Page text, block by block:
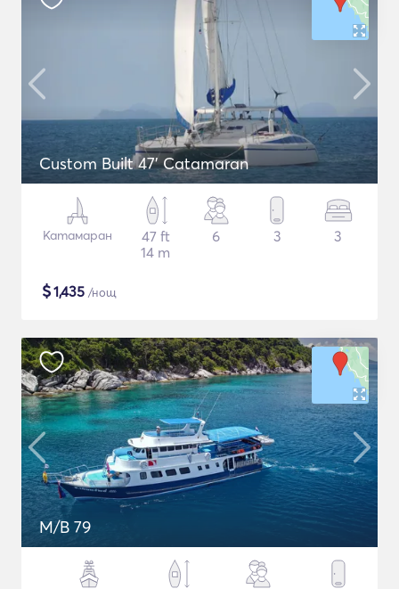
Custom Built 47' Catamaran
Катамаран
47 ft
14 m
6 3 3
$1,435 /нощ
M/B 79